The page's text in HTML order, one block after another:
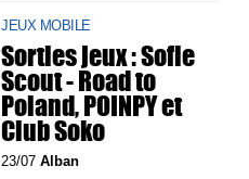
JEUX MOBILE
Sorties jeux : Sofie
Scout - Road to
Poland, POINPY et
Club Soko
23/07Alban